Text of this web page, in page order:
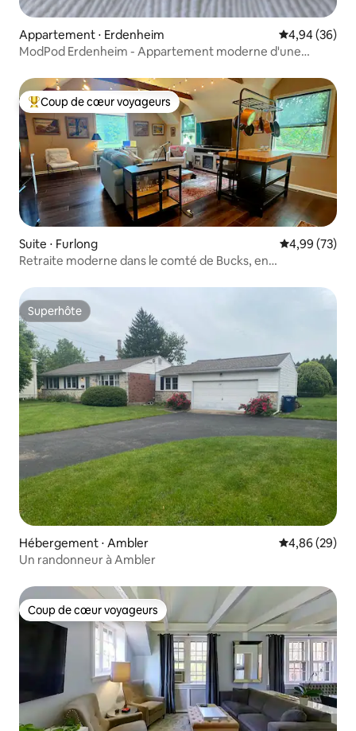
Appartement ⋅ Erdenheim Évaluation
4,94 (36)
ModPod Erdenheim - Appartement moderne d'une
Coups de cœur voyageurs les plus appréciés
Coup de cœur voyageurs
Suite ⋅ Furlong Évaluation
4,99 (73)
Retraite moderne dans le comté de Bucks, en
Superhôte
Superhôte
Hébergement ⋅ Ambler Évaluation
4,86 (29)
Un randonneur à Ambler
Coup de cœur voyageurs
Coup de cœur voyageurs